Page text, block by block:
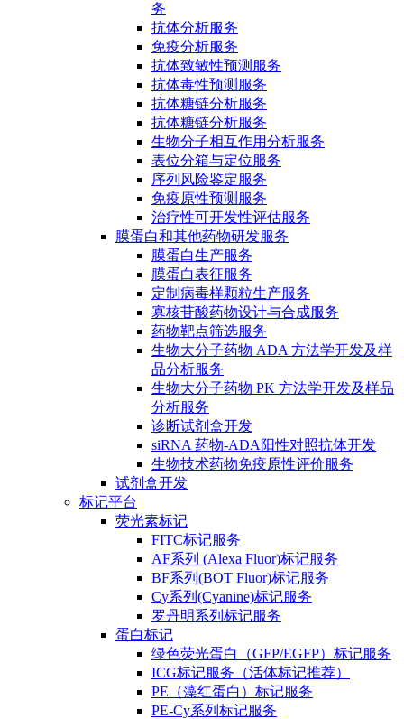
务
抗体分析服务
免疫分析服务
抗体致敏性预测服务
抗体毒性预测服务
抗体糖链分析服务
抗体糖链分析服务
生物分子相互作用分析服务
表位分箱与定位服务
序列风险鉴定服务
免疫原性预测服务
治疗性可开发性评估服务
膜蛋白和其他药物研发服务
膜蛋白生产服务
膜蛋白表征服务
定制病毒样颗粒生产服务
寡核苷酸药物设计与合成服务
药物靶点筛选服务
生物大分子药物 ADA 方法学开发及样
品分析服务
生物大分子药物 PK 方法学开发及样品
分析服务
诊断试剂盒开发
siRNA 药物-ADA阳性对照抗体开发
生物技术药物免疫原性评价服务
试剂盒开发
标记平台
荧光素标记
FITC标记服务
AF系列 (Alexa Fluor)标记服务
BF系列(BOT Fluor)标记服务
Cy系列(Cyanine)标记服务
罗丹明系列标记服务
蛋白标记
绿色荧光蛋白（GFP/EGFP）标记服务
ICG标记服务（活体标记推荐）
PE（藻红蛋白）标记服务
PE-Cy系列标记服务